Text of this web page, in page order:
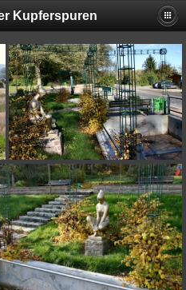
Kupferspuren